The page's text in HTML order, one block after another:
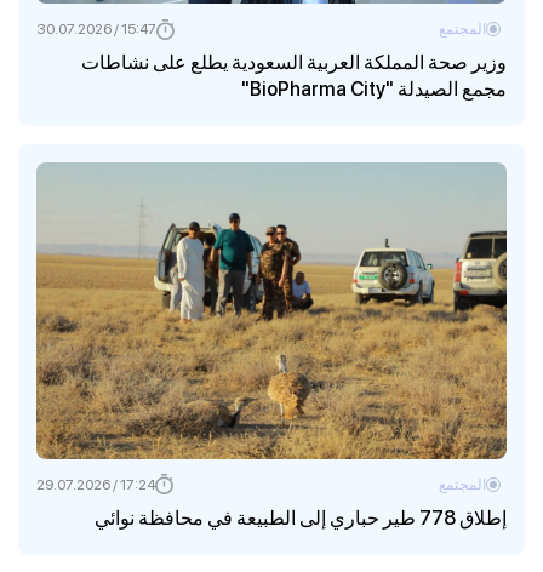
وزير صحة المملكة العربية السعودية يطلع على نشاطات
مجمع الصيدلة "BioPharma City"
المجتمع 15:47 / 30.07.2026
إطلاق 778 طير حباري إلى الطبيعة في محافظة نوائي
المجتمع 17:24 / 29.07.2026